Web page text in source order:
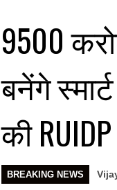
₹9500
बनेंगे
की
BREAKING NEWS